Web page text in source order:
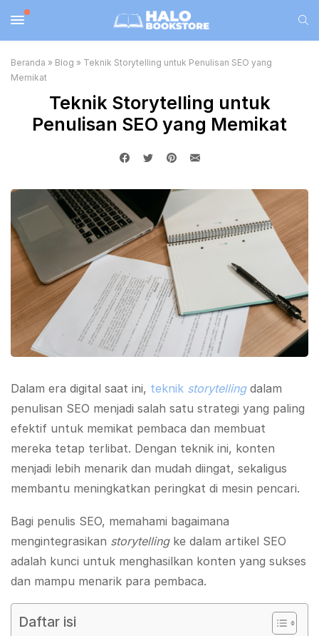
Beranda » Blog » Teknik Storytelling untuk Penulisan SEO yang
Memikat
Teknik Storytelling untuk
Penulisan SEO yang Memikat
Dalam era digital saat ini, teknik storytelling dalam
penulisan SEO menjadi salah satu strategi yang paling
efektif untuk memikat pembaca dan membuat
mereka tetap terlibat. Dengan teknik ini, konten
menjadi lebih menarik dan mudah diingat, sekaligus
membantu meningkatkan peringkat di mesin pencari.
Bagi penulis SEO, memahami bagaimana
mengintegrasikan storytellingke dalam artikel SEO
adalah kunci untuk menghasilkan konten yang sukses
dan mampu menarik para pembaca.
Daftar isi